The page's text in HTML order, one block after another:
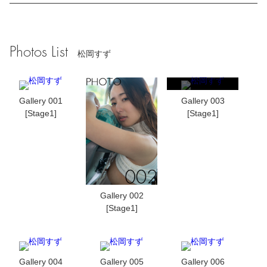
Photos List 松岡すず
Gallery 001
[Stage1]
Gallery 002
[Stage1]
Gallery 003
[Stage1]
Gallery 004
Gallery 005
Gallery 006